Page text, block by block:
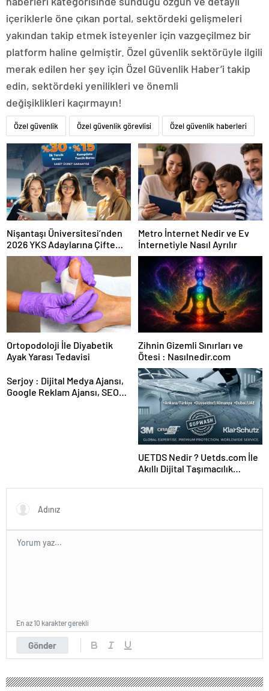
içeriklerle öne çıkan portal, sektördeki gelişmeleri
yakından takip etmek isteyenler için vazgeçilmez bir
platform haline gelmiştir. Özel güvenlik sektörüyle ilgili
merak edilen her şey için Özel Güvenlik Haber’i takip
edin, sektördeki yenilikleri ve önemli
değişiklikleri kaçırmayın!
Özel güvenlik Özel güvenlik görevlisi Özel güvenlik haberleri
Nişantaşı Üniversitesi’nden
2026 YKS Adaylarına Çifte
Güvence: Sabit Ücret ve
Kesintisiz Burs
Metro İnternet Nedir ve Ev
İnternetiyle Nasıl Ayrılır
Ortopodoloji İle Diyabetik
Ayak Yarası Tedavisi
Zihnin Gizemli Sınırları ve
Ötesi : Nasılnedir.com
Serjoy : Dijital Medya Ajansı,
Google Reklam Ajansı, SEO
UETDS Nedir ? Uetds.com İle
Akıllı Dijital Taşımacılık
Gönder
En az 10 karakter gerekli